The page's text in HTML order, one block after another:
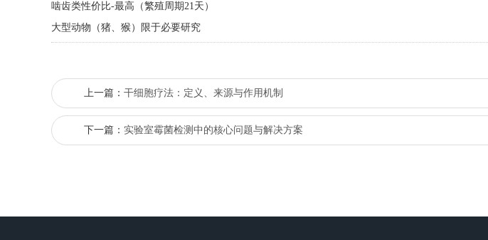
啮齿类性价比-最高（繁殖周期21天）
大型动物（猪、猴）限于必要研究
上一篇： 干细胞疗法：定义、来源与作用机制
下一篇： 实验室霉菌检测中的核心问题与解决方案